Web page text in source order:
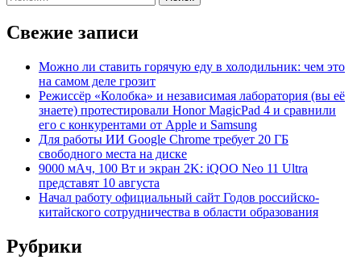
Свежие записи
Можно ли ставить горячую еду в холодильник: чем это
на самом деле грозит
Режиссёр «Колобка» и независимая лаборатория (вы её
знаете) протестировали Honor MagicPad 4 и сравнили
его с конкурентами от Apple и Samsung
Для работы ИИ Google Chrome требует 20 ГБ
свободного места на диске
9000 мАч, 100 Вт и экран 2K: iQOO Neo 11 Ultra
представят 10 августа
Начал работу официальный сайт Годов российско-
китайского сотрудничества в области образования
Рубрики